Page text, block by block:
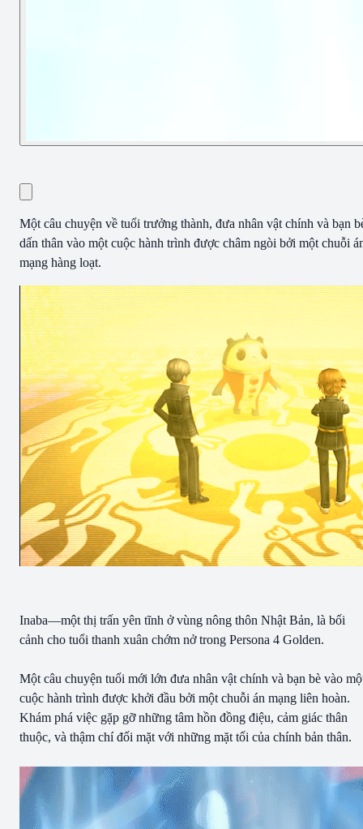
Một câu chuyện về tuổi trưởng thành, đưa nhân vật chính và bạn
dấn thân vào một cuộc hành trình được châm ngòi bởi một chuỗi
mạng hàng loạt.
Inaba—một thị trấn yên tĩnh ở vùng nông thôn Nhật Bản, là bối
cảnh cho tuổi thanh xuân chớm nở trong Persona 4 Golden.
Một câu chuyện tuổi mới lớn đưa nhân vật chính và bạn bè vào
cuộc hành trình được khởi đầu bởi một chuỗi án mạng liên hoàn.
Khám phá việc gặp gỡ những tâm hồn đồng điệu, cảm giác thân
thuộc, và thậm chí đối mặt với những mặt tối của chính bản thân.